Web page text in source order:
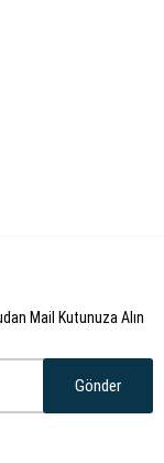
Mail Kutunuza Alın
Gönder